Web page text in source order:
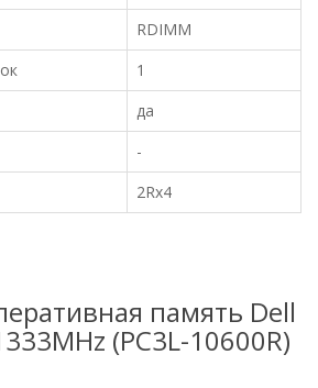
RDIMM
1
да
-
2Rx4
память Dell
(PC3L-10600R)